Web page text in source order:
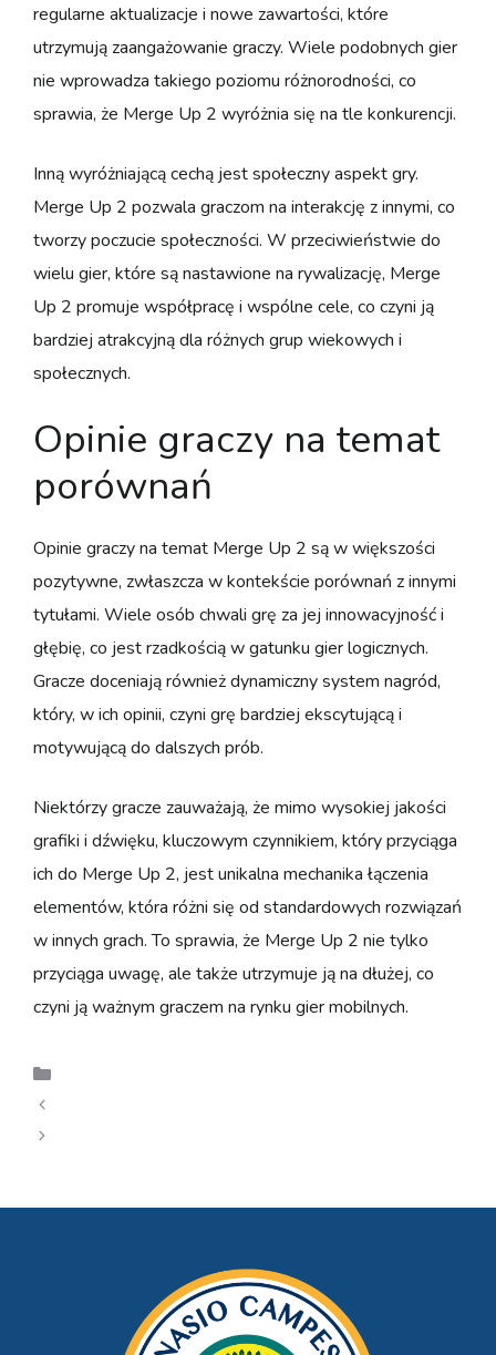
regularne aktualizacje i nowe zawartości, które
utrzymują zaangażowanie graczy. Wiele podobnych gier
nie wprowadza takiego poziomu różnorodności, co
sprawia, że Merge Up 2 wyróżnia się na tle konkurencji.
Inną wyróżniającą cechą jest społeczny aspekt gry.
Merge Up 2 pozwala graczom na interakcję z innymi, co
tworzy poczucie społeczności. W przeciwieństwie do
wielu gier, które są nastawione na rywalizację, Merge
Up 2 promuje współpracę i wspólne cele, co czyni ją
bardziej atrakcyjną dla różnych grup wiekowych i
społecznych.
Opinie graczy na temat
porównań
Opinie graczy na temat Merge Up 2 są w większości
pozytywne, zwłaszcza w kontekście porównań z innymi
tytułami. Wiele osób chwali grę za jej innowacyjność i
głębię, co jest rzadkością w gatunku gier logicznych.
Gracze doceniają również dynamiczny system nagród,
który, w ich opinii, czyni grę bardziej ekscytującą i
motywującą do dalszych prób.
Niektórzy gracze zauważają, że mimo wysokiej jakości
grafiki i dźwięku, kluczowym czynnikiem, który przyciąga
ich do Merge Up 2, jest unikalna mechanika łączenia
elementów, która różni się od standardowych rozwiązań
w innych grach. To sprawia, że Merge Up 2 nie tylko
przyciąga uwagę, ale także utrzymuje ją na dłużej, co
czyni ją ważnym graczem na rynku gier mobilnych.